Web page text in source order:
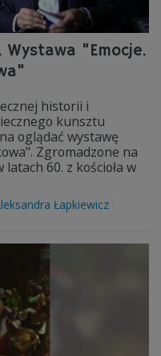
Wystawa "Emocje.
historii i
kunsztu
oglądać wystawę
Zgromadzone na
60. z kościoła w
Łapkiewicz